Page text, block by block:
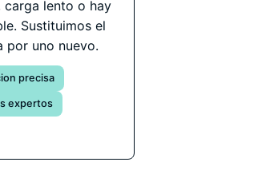
carga lento o hay
Sustituimos el
por uno nuevo.
precisa
expertos